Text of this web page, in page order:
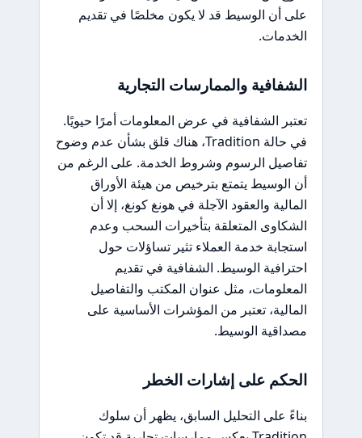
على أن الوسيط قد لا يكون مخلصًا في تقديم
الخدمات.
الشفافية والممارسات التجارية
تعتبر الشفافية في عرض المعلومات أمرًا حيويًا.
في حالة Tradition، هناك قلق بشأن عدم وضوح
تفاصيل الرسوم وشروط الخدمة. على الرغم من
أن الوسيط يتمتع بترخيص من هيئة الأوراق
المالية والعقود الآجلة في هونغ كونغ، إلا أن
الشكاوى المتعلقة بتأخيرات السحب وعدم
استجابة خدمة العملاء تثير تساؤلات حول
احترافية الوسيط. الشفافية في تقديم
المعلومات، مثل عنوان المكتب والتفاصيل
المالية، تعتبر من المؤشرات الأساسية على
مصداقية الوسيط.
الحكم على إشارات الخطر
بناءً على التحليل السابق، يظهر أن سلوك